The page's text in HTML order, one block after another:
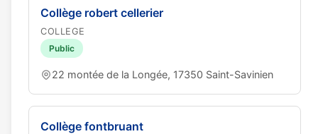
Collège robert cellerier
COLLEGE
Public
22 montée de la Longée, 17350 Saint-Savinien
Collège fontbruant